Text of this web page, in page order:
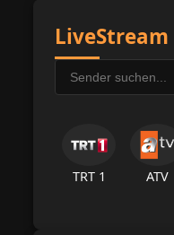
LiveStream
TRT 1 ATV